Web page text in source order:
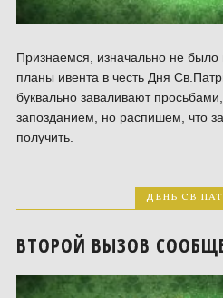
Признаемся, изначально не
планы ивента в честь Дня
буквально заваливают
запозданием, но распишем, что
получить.
ДЕНЬ
ВТОРОЙ ВЫЗОВ